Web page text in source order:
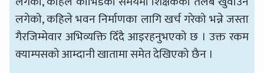
लगेको, कहिले भवन निर्माणका लागि खर्च गरेको भन्ने जस्ता
गैरजिम्मेवार अभिव्यक्ति दिँदै आइरहनुभएको छ । उक्त रकम
क्याम्पसको आम्दानी खातामा समेत देखिएको छैन ।